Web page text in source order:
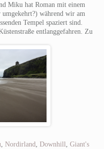
Miku hat Roman mit einem
umgekehrt?) während wir am
Tempel spaziert sind.
entlanggefahren. Zu
, Nordirland, Downhill, Giant's